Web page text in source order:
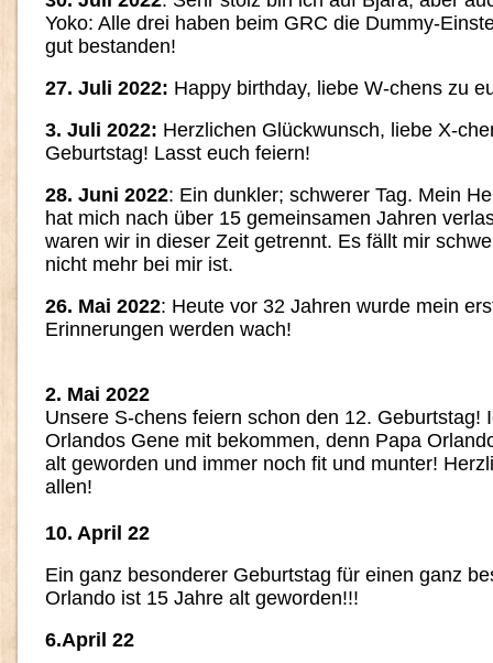
Yoko: Alle drei haben beim GRC die Dummy-
gut bestanden!
27. Juli 2022: Happy birthday, liebe W-chens zu
3. Juli 2022: Herzlichen Glückwunsch, liebe X-
Geburtstag! Lasst euch feiern!
28. Juni 2022: Ein dunkler; schwerer Tag. Mein
hat mich nach über 15 gemeinsamen Jahren
waren wir in dieser Zeit getrennt. Es fällt mir
nicht mehr bei mir ist.
26. Mai 2022: Heute vor 32 Jahren wurde mein
Erinnerungen werden wach!
2. Mai 2022
Unsere S-chens feiern schon den 12. Geburtstag!
Orlandos Gene mit bekommen, denn Papa
alt geworden und immer noch fit und munter!
allen!
10. April 22
Ein ganz besonderer Geburtstag für einen ganz
Orlando ist 15 Jahre alt geworden!!!
6.April 22